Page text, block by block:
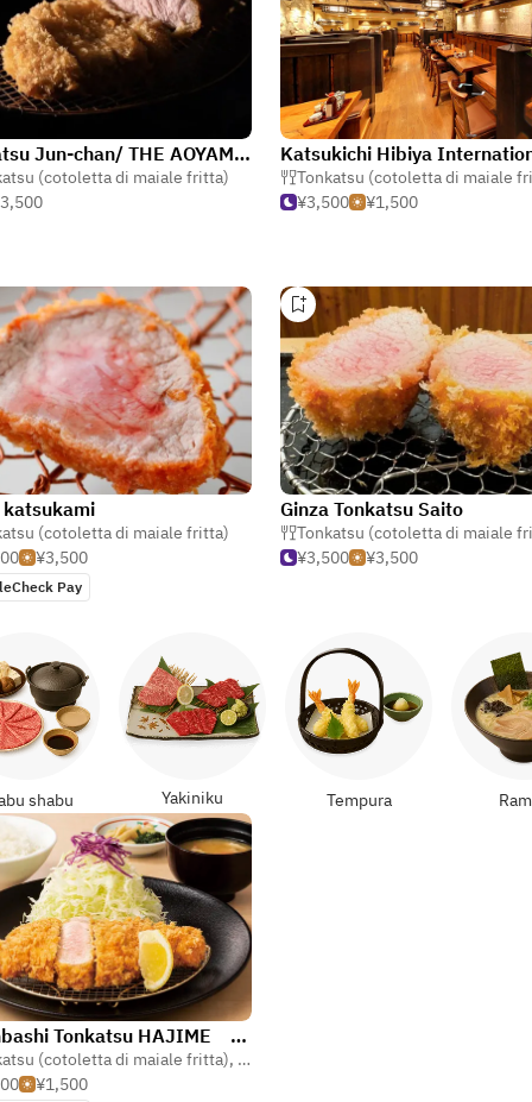
,Coreano
Tonkatsu Jun-chan/ THE AOYAMA GRAND HOTEL
(cotoletta di maiale fritta)
Tonkatsu (cotoletta di maiale
¥3,500
¥1,500
katsukami
(cotoletta di maiale fritta)
¥3,500
Pay
Ginza Tonkatsu Saito
Tonkatsu (cotoletta di maiale
¥3,500
¥3,500
shabu Yakiniku Tempura
giapponese)
Nihonbashi Tonkatsu HAJIME Hanare
(cotoletta di maiale fritta), Agemono (fritto giapponese)
¥1,500